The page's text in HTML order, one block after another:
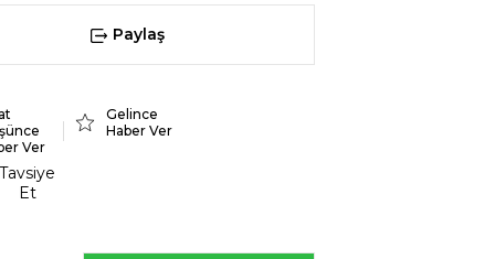
Paylaş
Ver
Gelince
Haber Ver
Tavsiye
Et